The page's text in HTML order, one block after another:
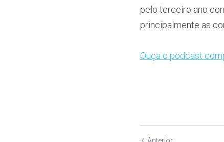
pelo terceiro ano
principalmente as
Ouça o podcast